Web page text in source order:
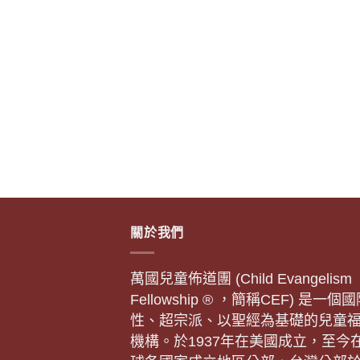
關於我們
萬國兒童佈道團 (Child Evangelism
Fellowship ® ，簡稱CEF) 是一個國
性、超宗派、以聖經為基礎的兒童
機構。於1937年在美國成立，至今